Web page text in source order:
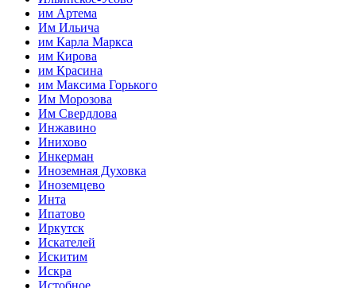
им Артема
Им Ильича
им Карла Маркса
им Кирова
им Красина
им Максима Горького
Им Морозова
Им Свердлова
Инжавино
Инихово
Инкерман
Иноземная Духовка
Иноземцево
Инта
Ипатово
Иркутск
Искателей
Искитим
Искра
Истобное